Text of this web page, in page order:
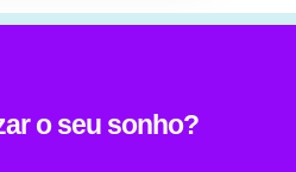
o seu sonho?